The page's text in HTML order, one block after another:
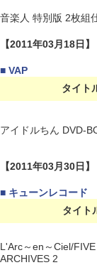
音楽人 特別版 2枚組
【2011年03月18日】
■ VAP
タイト
アイドルちん DVD-
【2011年03月30日】
■ キューンレコード
タイト
L'Arc～en～Ciel/
ARCHIVES 2